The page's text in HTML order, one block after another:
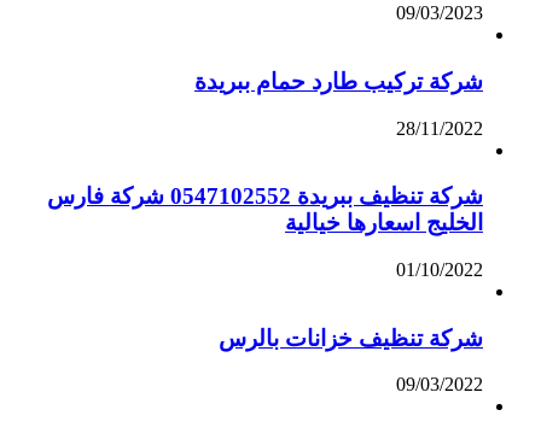
09/03/2023
شركة تركيب طارد حمام ببريدة
28/11/2022
شركة تنظيف ببريدة 0547102552 شركة فارس
الخليج اسعارها خيالية
01/10/2022
شركة تنظيف خزانات بالرس
09/03/2022